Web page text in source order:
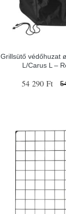
Grillsütő védőhuzat
L/Carus L –
54 290 Ft